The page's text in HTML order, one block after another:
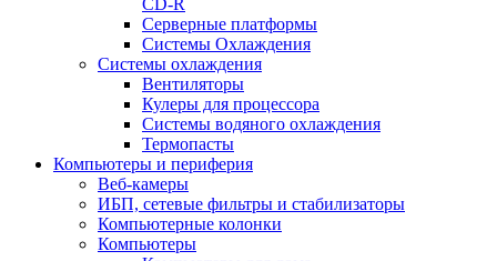
CD-R
Серверные платформы
Системы Охлаждения
Системы охлаждения
Вентиляторы
Кулеры для процессора
Системы водяного охлаждения
Термопасты
Компьютеры и периферия
Веб-камеры
ИБП, сетевые фильтры и стабилизаторы
Компьютерные колонки
Компьютеры